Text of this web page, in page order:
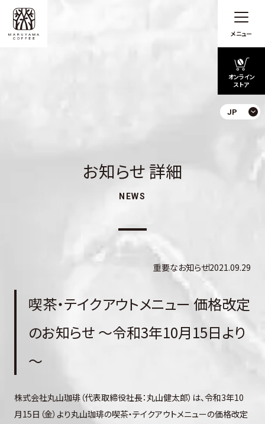
メニュー
オンライン
ストア
JP
お知らせ 詳細
NEWS
重要なお知らせ2021.09.29
喫茶・テイクアウトメニュー 価格改定
のお知らせ ～令和3年10月15日より
～
株式会社丸山珈琲（代表取締役社長：丸山健太郎）は、令和3年10
月15日（金）より丸山珈琲の喫茶・テイクアウトメニューの価格改定